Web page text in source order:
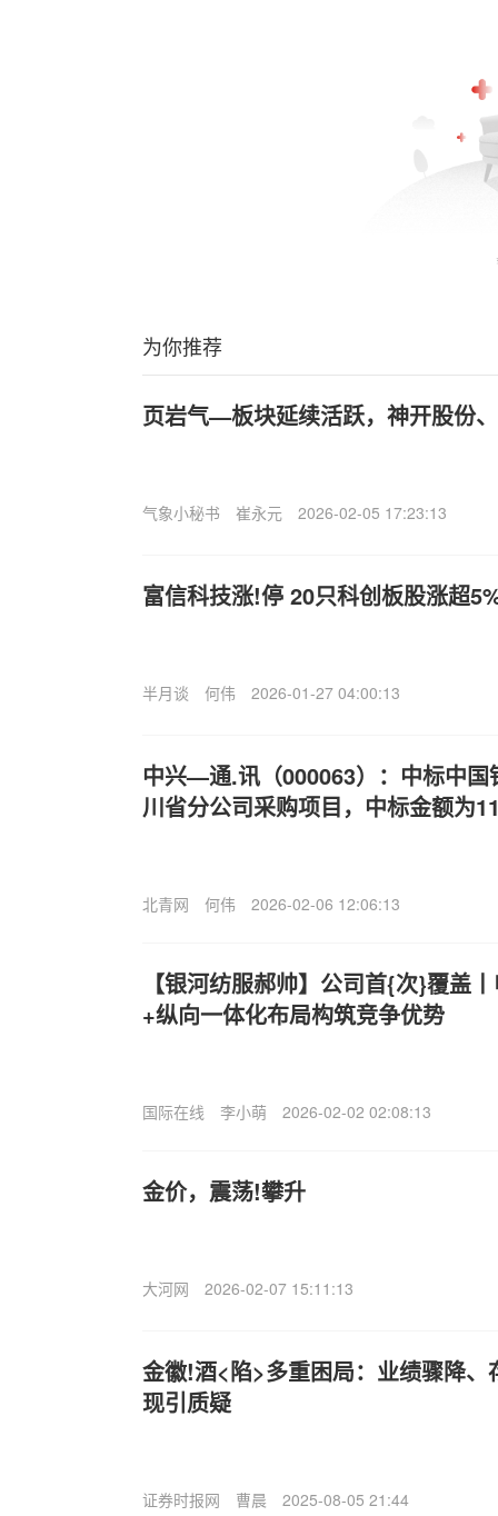
为你推荐
页岩气—板块延续活跃，神开股份
气象小秘书 崔永元 2026-02-05 17:23:13
富信科技涨!停 20只科创板股涨超
半月谈 何伟 2026-01-27 04:00:13
中兴—通.讯（000063）：中标中国
川省分公司采购项目，中标金额为
北青网 何伟 2026-02-06 12:06:13
【银河纺服郝帅】公司首{次}覆盖
+纵向一体化布局构筑竞争优势
国际在线 李小萌 2026-02-02 02:08:13
金价，震荡!攀升
大河网 2026-02-07 15:11:13
金徽!酒<陷>多重困局：业绩骤降
现引质疑
证券时报网 曹晨 2025-08-05 21:44